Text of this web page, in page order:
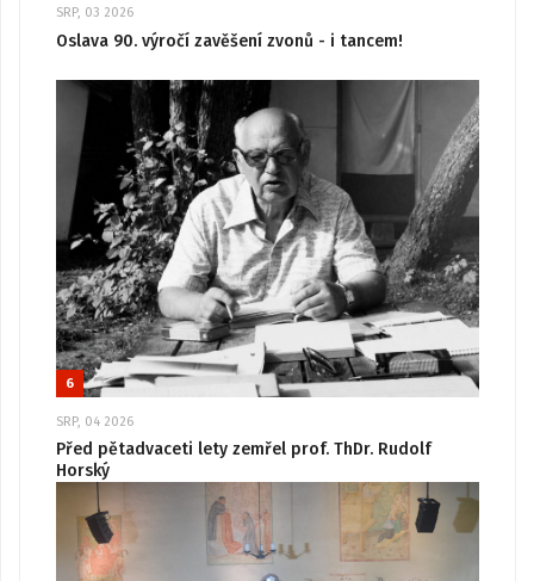
SRP, 03 2026
Oslava 90. výročí zavěšení zvonů - i tancem!
6
SRP, 04 2026
Před pětadvaceti lety zemřel prof. ThDr. Rudolf
Horský